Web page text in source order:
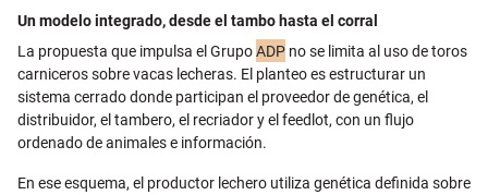
Un modelo integrado, desde el tambo hasta el corral
La propuesta que impulsa el GrupoADP no se limita al uso de toros
carniceros sobre vacas lecheras. El planteo es estructurar un
sistema cerrado donde participan el proveedor de genética, el
distribuidor, el tambero, el recriador y el feedlot, con un flujo
ordenado de animales e información.
En ese esquema, el productor lechero utiliza genética definida sobre